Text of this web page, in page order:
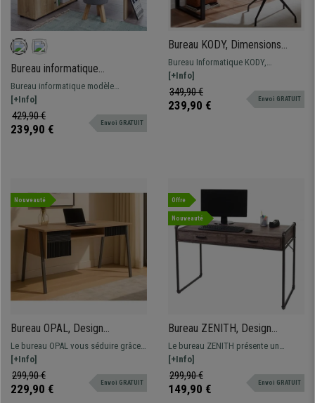
Bureau informatique
METEORA, 120x106x75 cm,
avec Etagères et Tiroir, en
Bois Couleur Chêne
Bureau informatique modèle
METEORA. Dimensions 120x106x75
cm de hauteur. Bureau design et
pratique, adapté à tous les espaces,
[+Info]
429,90 €
239,90 € Envoi GRATUIT
Bureau KODY, Dimensions
120x60x76 cm, Structure
Métal et Bois Couleur Chêne
Bureau Informatique KODY,
dimensions 120x60 et 76 cm de
hauteur. Un modèle simple avec
structure métallique.
[+Info]
349,90 €
239,90 € Envoi GRATUIT
Nouveauté
Bureau OPAL, Design
Moderne, Dimensions
120x60x78 cm, en Bois,
Couleur Chêne
Le bureau OPAL vous séduire grâce à
son design scandinave, sa grande
surface et ses tiroirs intégrés.
[+Info]
299,90 €
229,90 € Envoi GRATUIT
Offre
Nouveauté
Bureau ZENITH, Design
Industriel, 2 Tiroirs, en Métal et
Bois couleur Noyer
Le bureau ZENITH présente un
design industriel très tendance, il est
fonctionnel grâce à ses deux tiroirs,
et très solide grâce à ses matériaux
[+Info]
299,90 €
149,90 € Envoi GRATUIT